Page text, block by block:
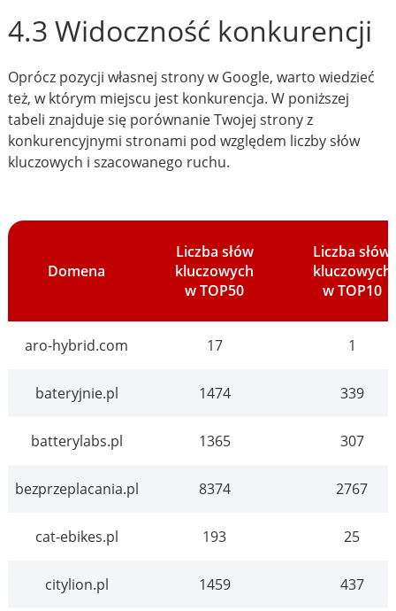
4.3 Widoczność konkurencji
Oprócz pozycji własnej strony w Google, warto wiedzieć
też, w którym miejscu jest konkurencja. W poniższej
tabeli znajduje się porównanie Twojej strony z
konkurencyjnymi stronami pod względem liczby słów
kluczowych i szacowanego ruchu.
Domena
Liczba słów
kluczowych
w TOP50
Liczba słów
kluczowych
w TOP10
aro-hybrid.com 17 1
bateryjnie.pl 1474 339
batterylabs.pl 1365 307
bezprzeplacania.pl 8374 2767
cat-ebikes.pl 193 25
citylion.pl 1459 437